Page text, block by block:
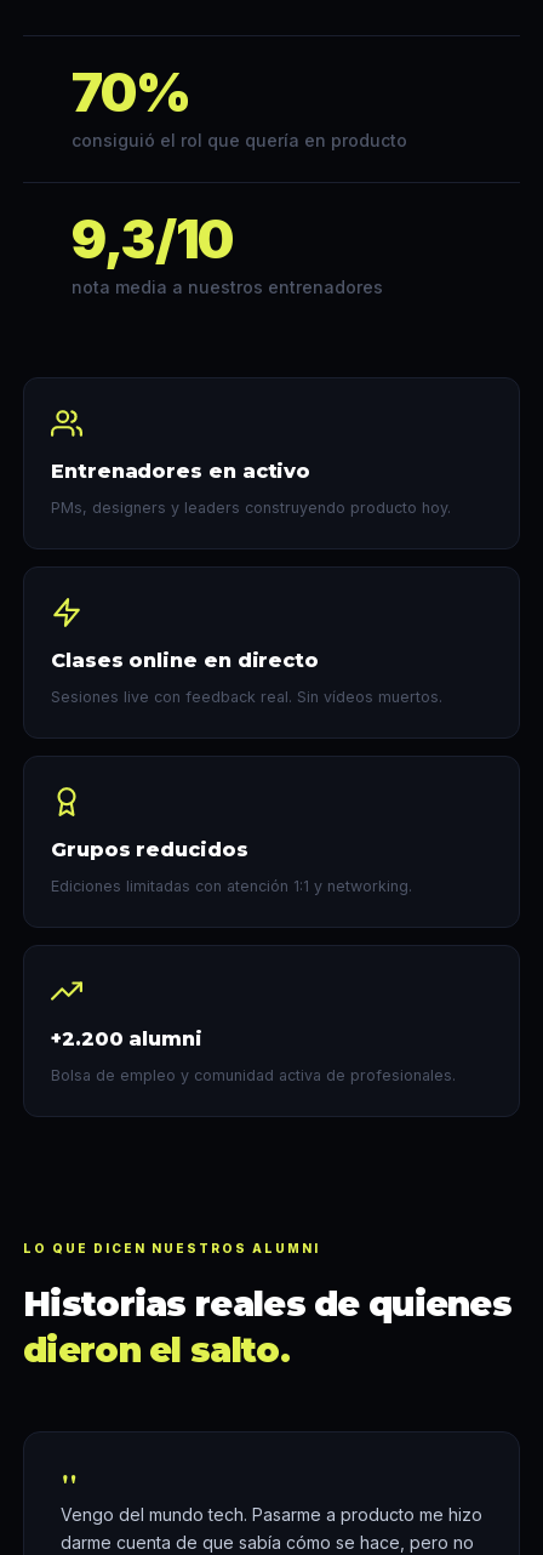
70%
consiguió el rol que quería en producto
9,3/10
nota media a nuestros entrenadores
Entrenadores en activo
PMs, designers y leaders construyendo producto hoy.
Clases online en directo
Sesiones live con feedback real. Sin vídeos muertos.
Grupos reducidos
Ediciones limitadas con atención 1:1 y networking.
+2.200 alumni
Bolsa de empleo y comunidad activa de profesionales.
LO QUE DICEN NUESTROS ALUMNI
Historias reales de quienes
dieron el salto.
"
Vengo del mundo tech. Pasarme a producto me hizo
darme cuenta de que sabía cómo se hace, pero no